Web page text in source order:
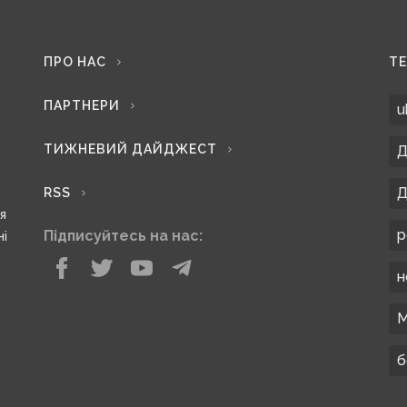
ПРО НАС
ПАРТНЕРИ
ТИЖНЕВИЙ ДАЙДЖЕСТ
RSS
Підписуйтесь на нас: